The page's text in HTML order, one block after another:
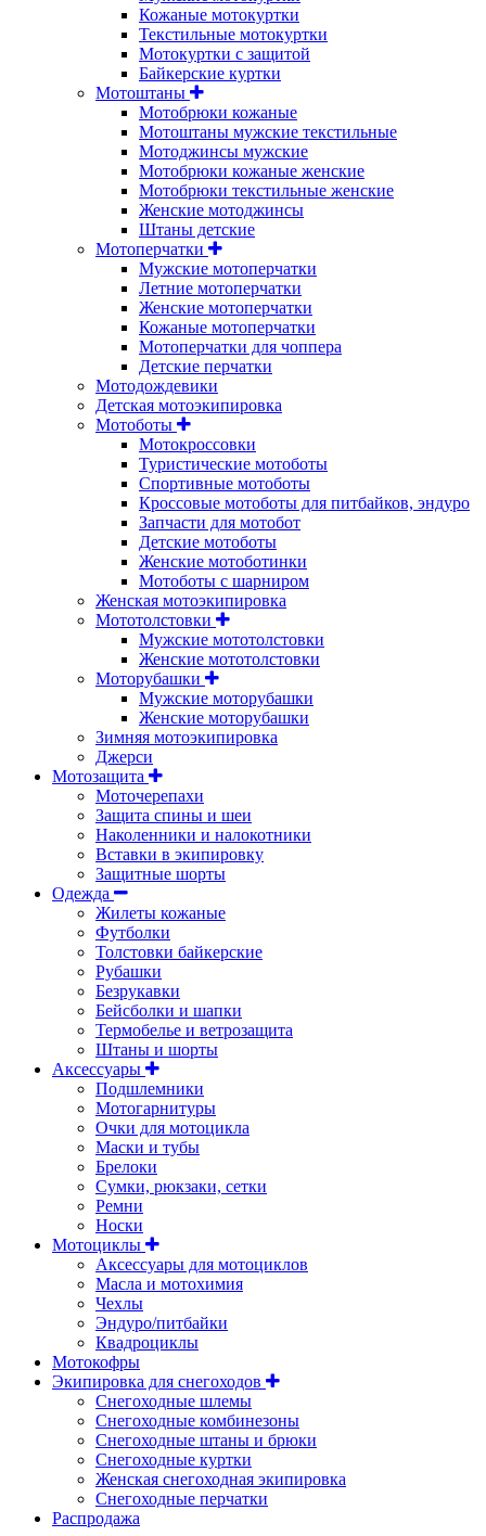
Кожаные мотокуртки
Текстильные мотокуртки
Мотокуртки с защитой
Байкерские куртки
Мотоштаны
Мотобрюки кожаные
Мотоштаны мужские текстильные
Мотоджинсы мужские
Мотобрюки кожаные женские
Мотобрюки текстильные женские
Женские мотоджинсы
Штаны детские
Мотоперчатки
Мужские мотоперчатки
Летние мотоперчатки
Женские мотоперчатки
Кожаные мотоперчатки
Мотоперчатки для чоппера
Детские перчатки
Мотодождевики
Детская мотоэкипировка
Мотоботы
Мотокроссовки
Туристические мотоботы
Спортивные мотоботы
Кроссовые мотоботы для питбайков, эндуро
Запчасти для мотобот
Детские мотоботы
Женские мотоботинки
Мотоботы с шарниром
Женская мотоэкипировка
Мототолстовки
Мужские мототолстовки
Женские мототолстовки
Моторубашки
Мужские моторубашки
Женские моторубашки
Зимняя мотоэкипировка
Джерси
Мотозащита
Моточерепахи
Защита спины и шеи
Наколенники и налокотники
Вставки в экипировку
Защитные шорты
Одежда
Жилеты кожаные
Футболки
Толстовки байкерские
Рубашки
Безрукавки
Бейсболки и шапки
Термобелье и ветрозащита
Штаны и шорты
Аксессуары
Подшлемники
Мотогарнитуры
Очки для мотоцикла
Маски и тубы
Брелоки
Сумки, рюкзаки, сетки
Ремни
Носки
Мотоциклы
Аксессуары для мотоциклов
Масла и мотохимия
Чехлы
Эндуро/питбайки
Квадроциклы
Мотокофры
Экипировка для снегоходов
Снегоходные шлемы
Снегоходные комбинезоны
Снегоходные штаны и брюки
Снегоходные куртки
Женская снегоходная экипировка
Снегоходные перчатки
Распродажа